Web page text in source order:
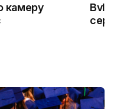
камеру